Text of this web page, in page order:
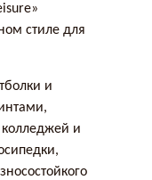
стиле для
и
и